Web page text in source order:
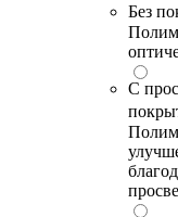
Без
С